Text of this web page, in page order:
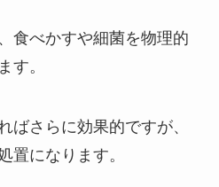
食べかすや細菌を物理的
す。
ばさらに効果的ですが、
置になります。